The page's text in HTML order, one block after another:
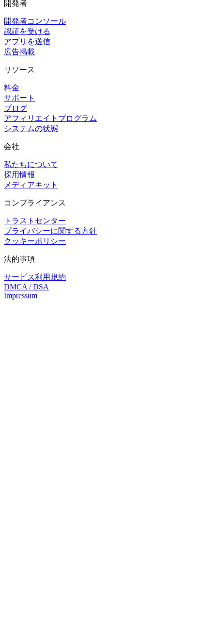
開発者
開発者コンソール
認証を受ける
アプリを送信
広告掲載
リソース
料金
サポート
ブログ
アフィリエイトプログラム
システムの状態
会社
私たちについて
採用情報
メディアキット
コンプライアンス
トラストセンター
プライバシーに関する方針
クッキーポリシー
法的事項
サービス利用規約
DMCA / DSA
Impressum